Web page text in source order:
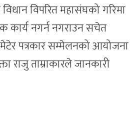
विपरित महासंघको गरिमा
कार्य नगर्न नगराउन सचेत
पत्रकार सम्मेलनको आयोजना
राजु ताम्राकारले जानकारी